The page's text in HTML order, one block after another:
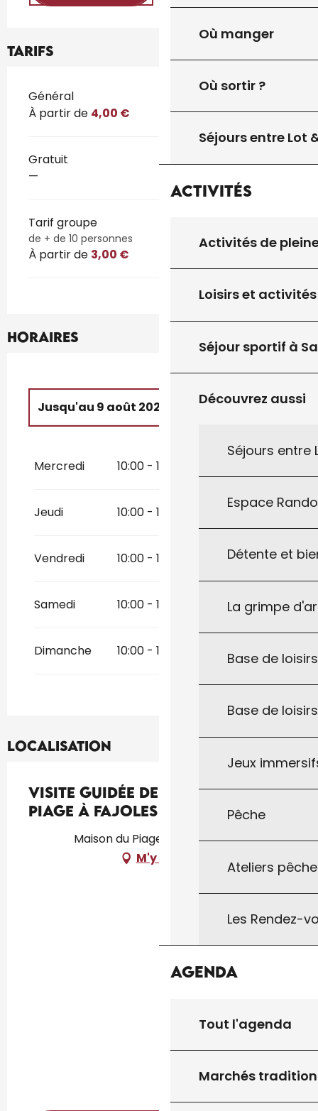
Où manger
Où sortir ?
Séjours entre Lot
Activités
Activités de
Loisirs et activités
Séjour sportif à
Découvrez aussi
Séjours entre
Espace
Détente et
La grimpe
Base de
Base de
Jeux
Pêche
Ateliers
Les Rendez-
Agenda
Tout l'agenda
Marchés
Tarifs
Tarifs 2026
Général
À partir de 4,00 €
Gratuit
—
Tarif groupe
de + de 10 personnes
À partir de 3,00 €
Horaires
Jusqu'au 9 août 2026
23 août 2026
Du26 août 2026au 30 août 2026
Mercredi 10:00 - 12:00
Jeudi 10:00 - 12:00 14:00 - 18:00
Vendredi 10:00 - 12:00 14:00 - 18:00
Samedi 10:00 - 12:00 14:00 - 18:00
Dimanche 10:00 - 12:00 14:00 - 18:00
Localisation
Visite Guidée de la Maison du
Piage à Fajoles
Maison du Piage, 46300 Fajoles
M'y rendre